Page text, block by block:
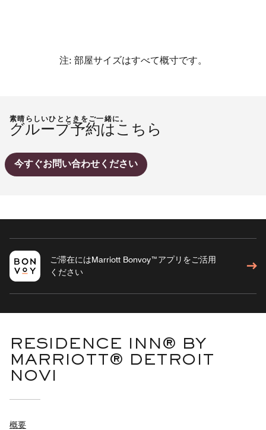
注: 部屋サイズはすべて概寸です。
素晴らしいひとときをご一緒に。
グループ予約はこちら
今すぐお問い合わせください
ご滞在にはMarriott Bonvoy™アプリをご活用
ください
RESIDENCE INN® BY
MARRIOTT® DETROIT
NOVI
概要